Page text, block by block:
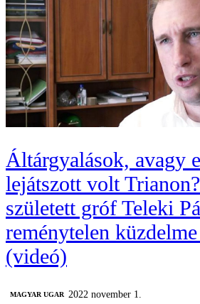
Áltárgyalások, avagy
lejátszott volt
született gróf Teleki
reménytelen
(videó)
MAGYAR UGAR
2022 november 1.